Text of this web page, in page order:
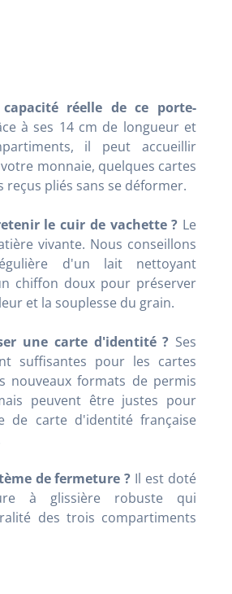
réelle de ce porte-
à ses 14 cm de longueur et
il peut accueillir
monnaie, quelques cartes
reçus pliés sans se déformer.
le cuir de vachette ? Le
vivante. Nous conseillons
d'un lait nettoyant
chiffon doux pour préserver
et la souplesse du grain.
une carte d'identité ? Ses
suffisantes pour les cartes
nouveaux formats de permis
peuvent être justes pour
de carte d'identité française
de fermeture ? Il est doté
à glissière robuste qui
des trois compartiments